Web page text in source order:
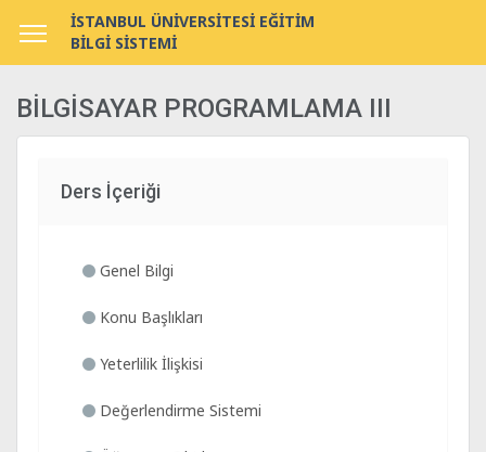
İSTANBUL ÜNİVERSİTESİ EĞİTİM
BİLGİ SİSTEMİ
BİLGİSAYAR PROGRAMLAMA III
Ders İçeriği
Genel Bilgi
Konu Başlıkları
Yeterlilik İlişkisi
Değerlendirme Sistemi